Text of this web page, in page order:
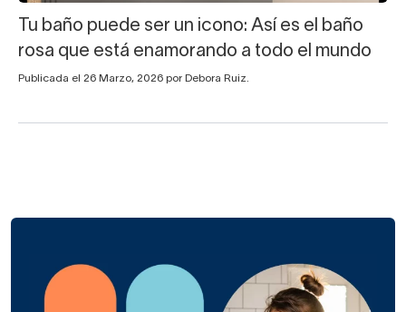
Tu baño puede ser un icono: Así es el baño
rosa que está enamorando a todo el mundo
Publicada el 26 Marzo, 2026 por Debora Ruiz.